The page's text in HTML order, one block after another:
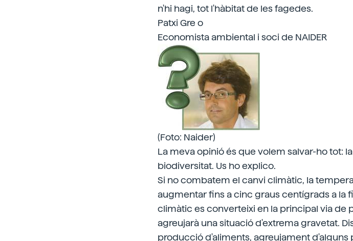
n'hi hagi, tot l'hàbitat de les fagedes.
Patxi Gre o
Economista ambiental i soci de NAIDER
(Foto: Naider)
La meva opinió és que volem salvar-ho tot:
biodiversitat. Us ho explico.
Si no combatem el canvi climàtic, la
augmentar fins a cinc graus centígrads a la
climàtic es converteixi en la principal via de
agreujarà una situació d'extrema gravetat.
producció d'aliments, agreujament